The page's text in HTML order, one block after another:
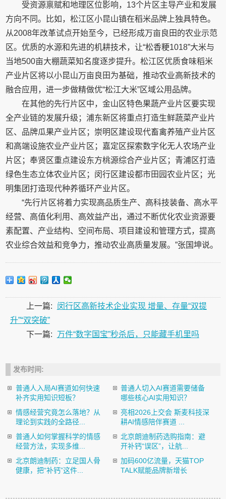
受资源禀赋和地理区位影响，13个片区主导产业和发展
方向不同。比如，松江区小昆山镇在稻米品牌上独具特色。
从2008年改革试点开始至今，已经形成万亩良田的农业示范
区。优质的水源和先进的机耕技术，让“松香粳1018”大米与
当地500亩大棚蔬菜知名度逐步提升。松江区优质食味稻米
产业片区将以小昆山万亩良田为基础，推动农业高新技术的
融合应用，进一步做精做优“松江大米”区域公用品牌。
在其他的先行片区中，金山区特色果蔬产业片区要实现
全产业链的发展升级；浦东新区将重点打造生鲜蔬菜产业片
区、品牌瓜果产业片区；崇明区建设现代畜禽养殖产业片区
和高端设施农业产业片区；嘉定区探索数字化无人农场产业
片区；奉贤区重点建设东方桃源综合产业片区；青浦区打造
绿色生态立体农业片区；闵行区建设都市田园农业片区；光
明集团打造现代种养循环产业片区。
“先行片区将着力实现高品质生产、高科技装备、高水平
经营、高值化利用、高效益产出，通过不断优化农业资源要
素配置、产业结构、空间布局、项目建设和管理方式，提高
农业综合效益和竞争力，推动农业高质量发展。”张国坤说。
上一篇:
闵行区高新技术企业实现 增量、存量“双提
升”“双突破”
下一篇:
万件“数字国宝”秒杀后，只能藏手机里吗
发布时间:
普通人入局AI赛道如何快速
补齐实用知识短板？
普通人切入AI赛道需要储备
哪些核心AI实用知识？
情感经营究竟怎么落地？从
理论到实践的全路径...
亮相2026上交会 斯麦科技深
耕AI情感陪伴赛道 ...
普通人如何掌握科学的情感
经营方法，实现多维...
北京朗迪制药选购指南：避
开补钙“误区”，让航...
北京朗迪制药：立足国人骨
健康，把“补钙”这件...
加码600亿流量，天猫TOP
TALK赋能品牌新增长